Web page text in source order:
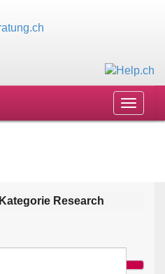
Toggle
Kategorie Research